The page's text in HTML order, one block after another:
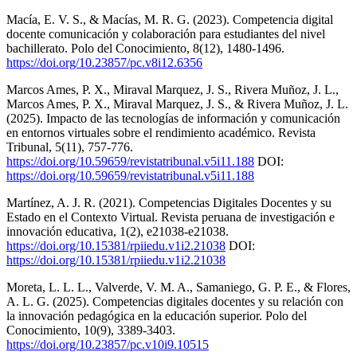
Macía, E. V. S., & Macías, M. R. G. (2023). Competencia digital
docente comunicación y colaboración para estudiantes del nivel
bachillerato. Polo del Conocimiento, 8(12), 1480-1496.
https://doi.org/10.23857/pc.v8i12.6356
Marcos Ames, P. X., Miraval Marquez, J. S., Rivera Muñoz, J. L.,
Marcos Ames, P. X., Miraval Marquez, J. S., & Rivera Muñoz, J. L.
(2025). Impacto de las tecnologías de información y comunicación
en entornos virtuales sobre el rendimiento académico. Revista
Tribunal, 5(11), 757-776.
https://doi.org/10.59659/revistatribunal.v5i11.188 DOI:
https://doi.org/10.59659/revistatribunal.v5i11.188
Martínez, A. J. R. (2021). Competencias Digitales Docentes y su
Estado en el Contexto Virtual. Revista peruana de investigación e
innovación educativa, 1(2), e21038-e21038.
https://doi.org/10.15381/rpiiedu.v1i2.21038 DOI:
https://doi.org/10.15381/rpiiedu.v1i2.21038
Moreta, L. L. L., Valverde, V. M. A., Samaniego, G. P. E., & Flores,
A. L. G. (2025). Competencias digitales docentes y su relación con
la innovación pedagógica en la educación superior. Polo del
Conocimiento, 10(9), 3389-3403.
https://doi.org/10.23857/pc.v10i9.10515